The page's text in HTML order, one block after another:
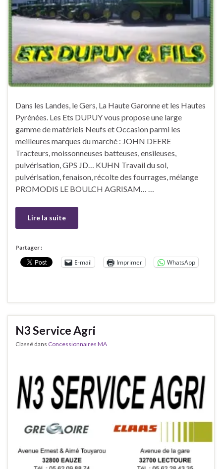
Dans les Landes, le Gers, La Haute Garonne et les Hautes
Pyrénées. Les Ets DUPUY vous propose une large
gamme de matériels Neufs et Occasion parmi les
meilleures marques du marché : JOHN DEERE
Tracteurs, moissonneuses batteuses, ensileuses,
pulvérisation, GPS JD… KUHN Travail du sol,
pulvérisation, fenaison, récolte des fourrages, mélange
PROMODIS LE BOULCH AGRISAM… …
Lire la suite
Partager :
E-mail Imprimer WhatsApp
N3 Service Agri
Classé dans Concessionnaires MA